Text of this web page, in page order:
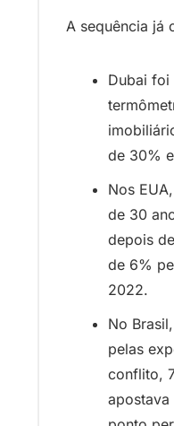
A sequência já
Dubai foi
de 30%
Nos
de 30
depois
de 6%
2022.
No
pelas
conflito,